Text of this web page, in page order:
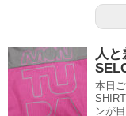
人
本日
ンが